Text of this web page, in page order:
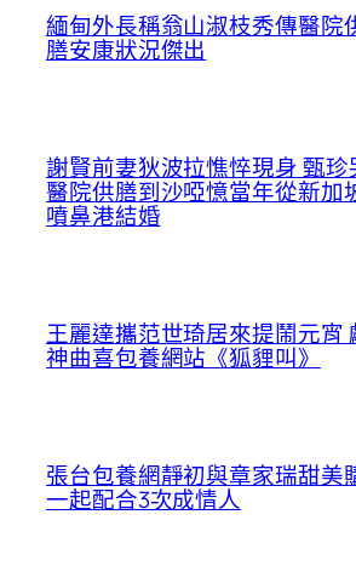
緬甸外長稱翁山淑枝秀傳醫院
膳安康狀況傑出
謝賢前妻狄波拉憔悴現身 甄珍
醫院供膳到沙啞憶當年從新加
噴鼻港結婚
王麗達攜范世琦居來提鬧元宵
神曲喜包養網站《狐貍叫》
張台包養網靜初與章家瑞甜美
一起配合3次成情人